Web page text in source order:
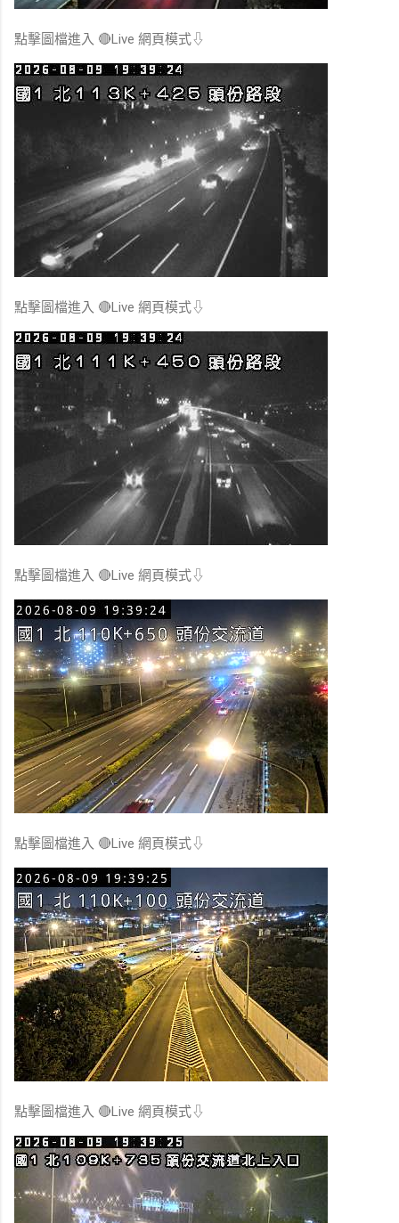
點擊圖檔進入 🔴Live 網頁模式⇩
點擊圖檔進入 🔴Live 網頁模式⇩
點擊圖檔進入 🔴Live 網頁模式⇩
點擊圖檔進入 🔴Live 網頁模式⇩
點擊圖檔進入 🔴Live 網頁模式⇩